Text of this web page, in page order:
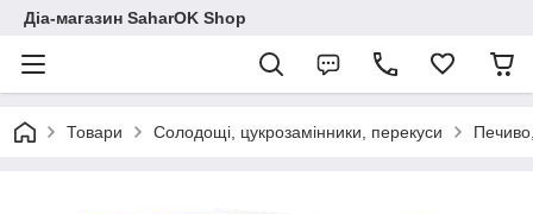
Діа-магазин SaharOK Shop
Товари Солодощі, цукрозамінники, перекуси